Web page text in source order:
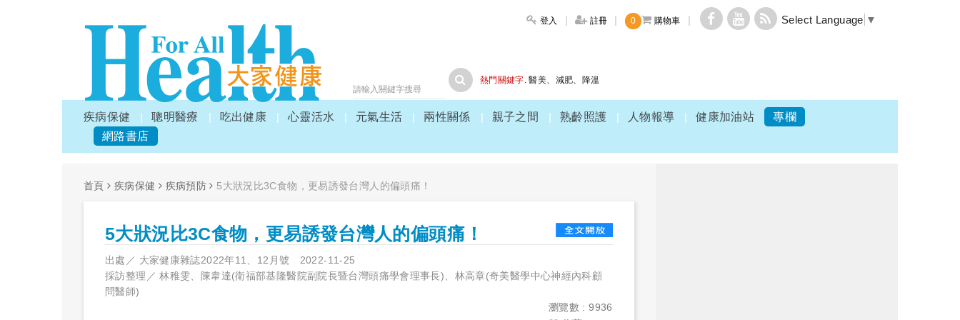
登入 註冊 0 購物車 Select Language ▼
熱門關鍵字. 醫美、 減肥、 降溫
疾病保健 聰明醫療 吃出健康 心靈活水 元氣生活 兩性關係 親子之間 熟齡照護 人物報導 健康加油站
專欄
網路書店
首頁 疾病保健 疾病預防 5大狀況比3C食物，更易誘發台灣人的偏頭痛！
5大狀況比3C食物，更易誘發台灣人的偏頭痛！
出處／ 大家健康雜誌2022年11、12月號 2022-11-25
採訪整理／ 林稚雯、陳韋達(衛福部基隆醫院副院長暨台灣頭痛學會理事長)、林高章(奇美醫學中心神經內科顧
問醫師)
瀏覽數 : 9936